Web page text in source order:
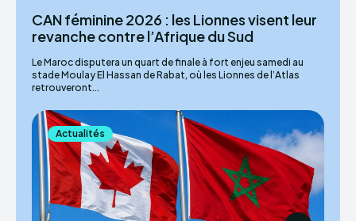
CAN féminine 2026 : les Lionnes visent leur
revanche contre l’Afrique du Sud
Le Maroc disputera un quart de finale à fort enjeu samedi au
stade Moulay El Hassan de Rabat, où les Lionnes de l’Atlas
retrouveront...
Actualités